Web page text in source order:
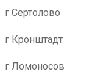
г Сертолово
г Кронштадт
г Ломоносов